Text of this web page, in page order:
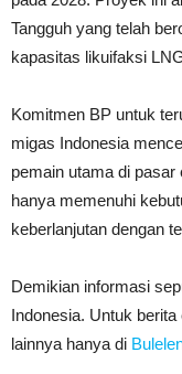
Tangguh yang telah
kapasitas likuifaksi
Komitmen BP untuk
migas Indonesia
pemain utama di pasar
hanya memenuhi
keberlanjutan dengan
Demikian informasi
Indonesia. Untuk
lainnya hanya di